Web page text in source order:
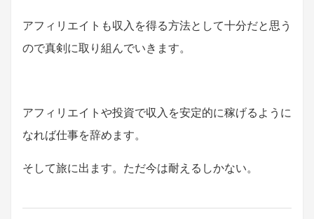
アフィリエイトも収入を得る方法として十分だと思う
ので真剣に取り組んでいきます。
アフィリエイトや投資で収入を安定的に稼げるように
なれば仕事を辞めます。
そして旅に出ます。ただ今は耐えるしかない。